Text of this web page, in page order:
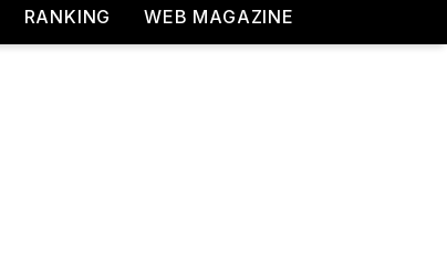
RANKING WEB MAGAZINE